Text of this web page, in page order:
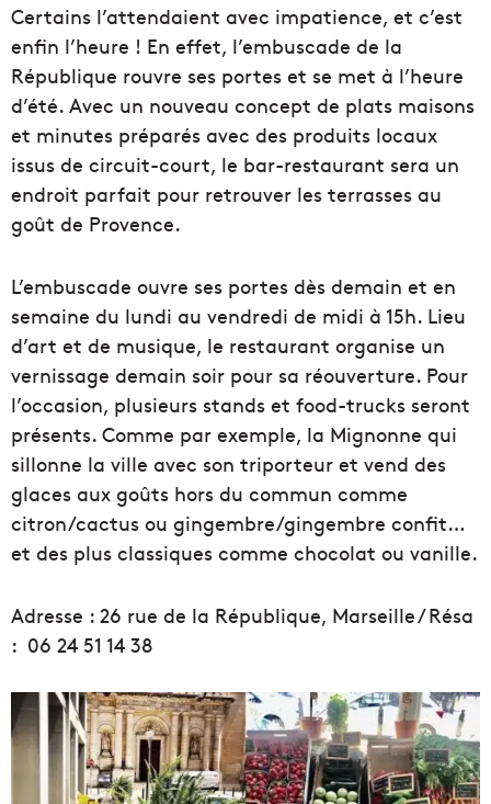
Certains l’attendaient avec impatience, et c’est
enfin l’heure ! En effet, l’embuscade de la
République rouvre ses portes et se met à l’heure
d’été. Avec un nouveau concept de plats maisons
et minutes préparés avec des produits locaux
issus de circuit-court, le bar-restaurant sera un
endroit parfait pour retrouver les terrasses au
goût de Provence.
L’embuscade ouvre ses portes dès demain et en
semaine du lundi au vendredi de midi à 15h. Lieu
d’art et de musique, le restaurant organise un
vernissage demain soir pour sa réouverture. Pour
l’occasion, plusieurs stands et food-trucks seront
présents. Comme par exemple, la Mignonne qui
sillonne la ville avec son triporteur et vend des
glaces aux goûts hors du commun comme
citron/cactus ou gingembre/gingembre confit…
et des plus classiques comme chocolat ou vanille.
Adresse : 26 rue de la République, Marseille / Résa
: 06 24 51 14 38